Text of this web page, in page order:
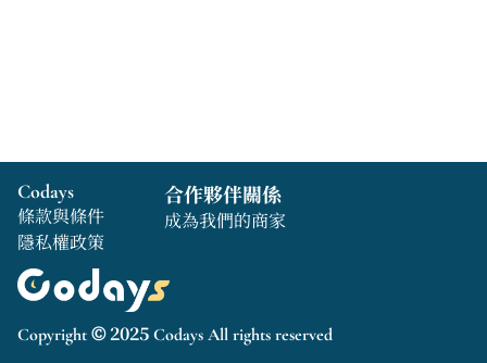
Copyright © 2025 Codays All rights reserved
Codays
條款與條件
隱私權政策
合作夥伴關係
成為我們的商家